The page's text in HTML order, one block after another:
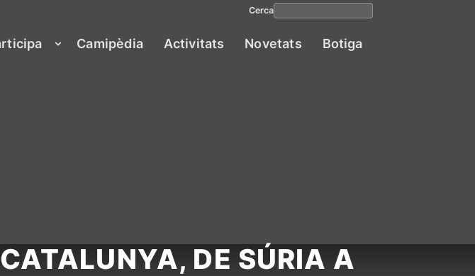
Cerca
Camipèdia Activitats Novetats Botiga
DE SÚRIA A